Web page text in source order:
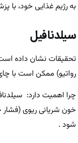
به رژیم غذایی خود، با
سیلدنافیل
تحقیقات نشان داده است
رواتیو) ممکن است با
چرا اهمیت دارد:
خون شریانی ریوی (فشار
شود .